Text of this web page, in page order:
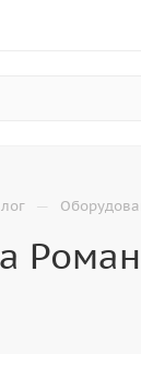
—